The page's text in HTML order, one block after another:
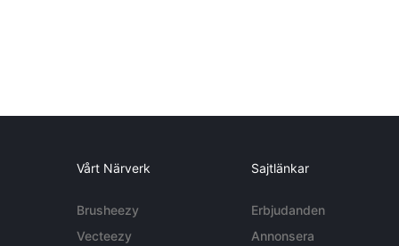
Vårt Närverk
Brusheezy
Vecteezy
Sajtlänkar
Erbjudanden
Annonsera